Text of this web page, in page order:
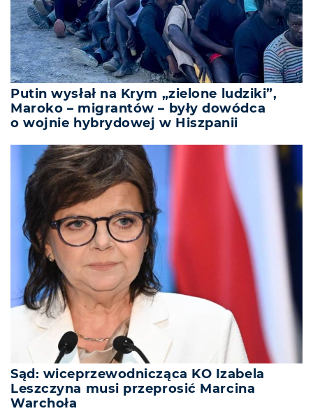
Putin wysłał na Krym „zielone ludziki”,
Maroko – migrantów – były dowódca
o wojnie hybrydowej w Hiszpanii
Sąd: wiceprzewodnicząca KO Izabela
Leszczyna musi przeprosić Marcina
Warchoła